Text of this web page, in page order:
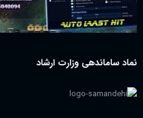
نماد ساماندهی وزارت ارشاد